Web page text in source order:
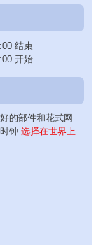
结束
开始
的部件和花式网
钟 选择在世界上